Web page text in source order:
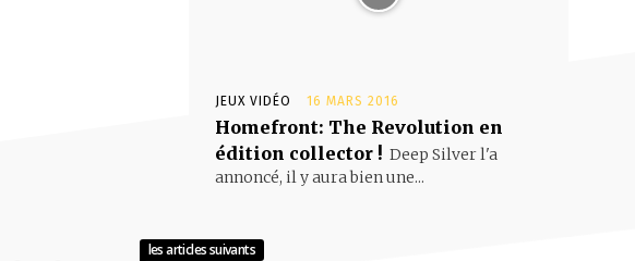
JEUX VIDÉO 16 MARS 2016
Homefront: The Revolution en
édition collector ! Deep Silver l'a
annoncé, il y aura bien une...
les articles suivants